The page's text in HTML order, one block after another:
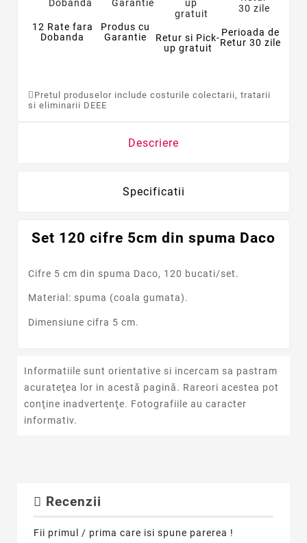
12 Rate fara
Dobanda
Produs cu
Garantie
Retur si Pick-
up gratuit
Perioada de
Retur 30 zile
Pretul produselor include costurile colectarii, tratarii
si eliminarii DEEE
Descriere
Specificatii
Set 120 cifre 5cm din spuma Daco
Cifre 5 cm din spuma Daco, 120 bucati/set.
Material: spuma (coala gumata).
Dimensiune cifra 5 cm.
Informatiile sunt orientative si incercam sa pastram
acurateţea lor in acestă pagină. Rareori acestea pot
conţine inadvertenţe. Fotografiile au caracter
informativ.
Recenzii
Fii primul / prima care isi spune parerea !